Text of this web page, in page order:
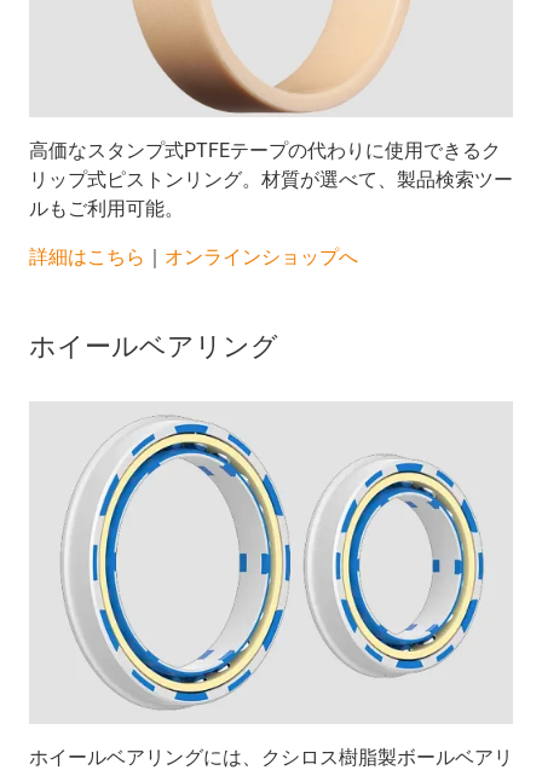
高価なスタンプ式PTFEテープの代わりに使用できるク
リップ式ピストンリング。材質が選べて、製品検索ツー
ルもご利用可能。
詳細はこちら オンラインショップへ
ホイールベアリング
ホイールベアリングには、クシロス樹脂製ボールベアリ